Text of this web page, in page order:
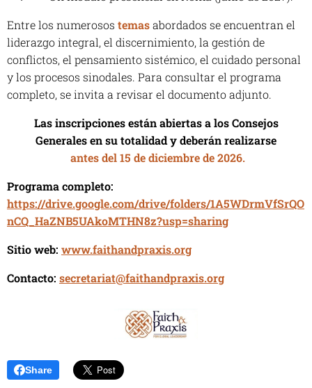
Entre los numerosos temasabordados se encuentran el
liderazgo integral, el discernimiento, la gestión de
conflictos, el pensamiento sistémico, el cuidado personal
y los procesos sinodales. Para consultar el programa
completo, se invita a revisar el documento adjunto.
Las inscripciones están abiertas a los Consejos
Generales en su totalidad y deberán realizarse
antes del 15 de diciembre de 2026.
Programa completo:
https://drive.google.com/drive/folders/1A5WDrmVfSrQO
nCQ_HaZNB5UAkoMTHN8z?usp=sharing
Sitio web: www.faithandpraxis.org
Contacto: secretariat@faithandpraxis.org
Share